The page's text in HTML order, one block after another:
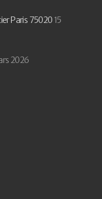
Paris 75020 15
2026